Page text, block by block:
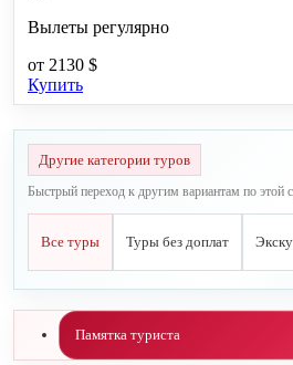
Вылеты регулярно
от 2130 $
Купить
Другие категории туров
Быстрый переход к другим вариантам по этой
Все туры Туры без доплат
Памятка туриста